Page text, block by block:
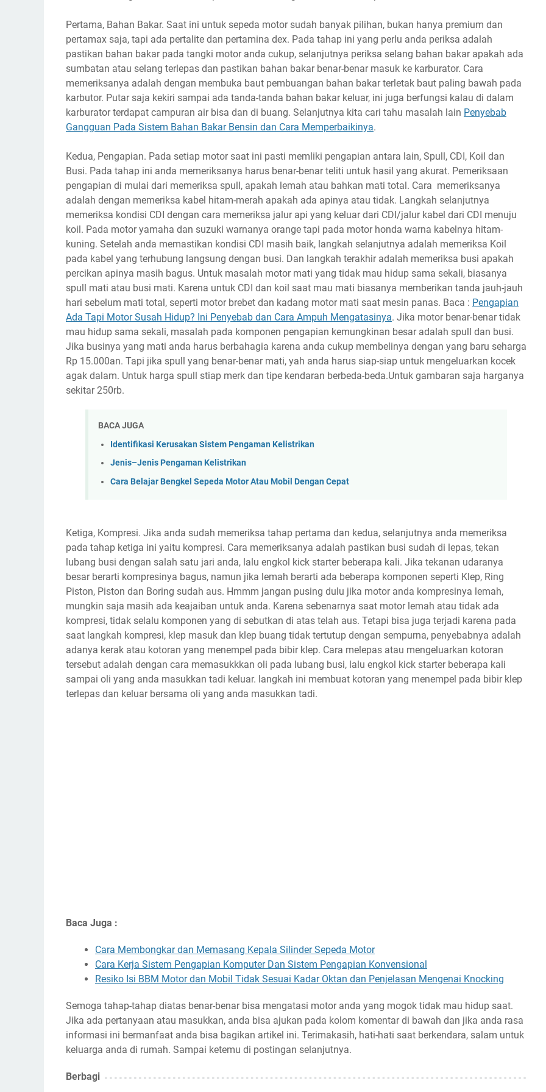
Pertama, Bahan Bakar. Saat ini untuk sepeda motor sudah banyak pilihan, bukan hanya premium dan
pertamax saja, tapi ada pertalite dan pertamina dex. Pada tahap ini yang perlu anda periksa adalah
pastikan bahan bakar pada tangki motor anda cukup, selanjutnya periksa selang bahan bakar apakah ada
sumbatan atau selang terlepas dan pastikan bahan bakar benar-benar masuk ke karburator. Cara
memeriksanya adalah dengan membuka baut pembuangan bahan bakar terletak baut paling bawah pada
karbutor. Putar saja kekiri sampai ada tanda-tanda bahan bakar keluar, ini juga berfungsi kalau di dalam
karburator terdapat campuran air bisa dan di buang. Selanjutnya kita cari tahu masalah lain Penyebab
Gangguan Pada Sistem Bahan Bakar Bensin dan Cara Memperbaikinya.
Kedua, Pengapian. Pada setiap motor saat ini pasti memliki pengapian antara lain, Spull, CDI, Koil dan
Busi. Pada tahap ini anda memeriksanya harus benar-benar teliti untuk hasil yang akurat. Pemeriksaan
pengapian di mulai dari memeriksa spull, apakah lemah atau bahkan mati total. Cara memeriksanya
adalah dengan memeriksa kabel hitam-merah apakah ada apinya atau tidak. Langkah selanjutnya
memeriksa kondisi CDI dengan cara memeriksa jalur api yang keluar dari CDI/jalur kabel dari CDI menuju
koil. Pada motor yamaha dan suzuki warnanya orange tapi pada motor honda warna kabelnya hitam-
kuning. Setelah anda memastikan kondisi CDI masih baik, langkah selanjutnya adalah memeriksa Koil
pada kabel yang terhubung langsung dengan busi. Dan langkah terakhir adalah memeriksa busi apakah
percikan apinya masih bagus. Untuk masalah motor mati yang tidak mau hidup sama sekali, biasanya
spull mati atau busi mati. Karena untuk CDI dan koil saat mau mati biasanya memberikan tanda jauh-jauh
hari sebelum mati total, seperti motor brebet dan kadang motor mati saat mesin panas. Baca : Pengapian
Ada Tapi Motor Susah Hidup? Ini Penyebab dan Cara Ampuh Mengatasinya. Jika motor benar-benar tidak
mau hidup sama sekali, masalah pada komponen pengapian kemungkinan besar adalah spull dan busi.
Jika businya yang mati anda harus berbahagia karena anda cukup membelinya dengan yang baru seharga
Rp 15.000an. Tapi jika spull yang benar-benar mati, yah anda harus siap-siap untuk mengeluarkan kocek
agak dalam. Untuk harga spull stiap merk dan tipe kendaran berbeda-beda.Untuk gambaran saja harganya
sekitar 250rb.
BACA JUGA
Identifikasi Kerusakan Sistem Pengaman Kelistrikan
Jenis–Jenis Pengaman Kelistrikan
Cara Belajar Bengkel Sepeda Motor Atau Mobil Dengan Cepat
Ketiga, Kompresi. Jika anda sudah memeriksa tahap pertama dan kedua, selanjutnya anda memeriksa
pada tahap ketiga ini yaitu kompresi. Cara memeriksanya adalah pastikan busi sudah di lepas, tekan
lubang busi dengan salah satu jari anda, lalu engkol kick starter beberapa kali. Jika tekanan udaranya
besar berarti kompresinya bagus, namun jika lemah berarti ada beberapa komponen seperti Klep, Ring
Piston, Piston dan Boring sudah aus. Hmmm jangan pusing dulu jika motor anda kompresinya lemah,
mungkin saja masih ada keajaiban untuk anda. Karena sebenarnya saat motor lemah atau tidak ada
kompresi, tidak selalu komponen yang di sebutkan di atas telah aus. Tetapi bisa juga terjadi karena pada
saat langkah kompresi, klep masuk dan klep buang tidak tertutup dengan sempurna, penyebabnya adalah
adanya kerak atau kotoran yang menempel pada bibir klep. Cara melepas atau mengeluarkan kotoran
tersebut adalah dengan cara memasukkkan oli pada lubang busi, lalu engkol kick starter beberapa kali
sampai oli yang anda masukkan tadi keluar. langkah ini membuat kotoran yang menempel pada bibir klep
terlepas dan keluar bersama oli yang anda masukkan tadi.
Baca Juga :
Cara Membongkar dan Memasang Kepala Silinder Sepeda Motor
Cara Kerja Sistem Pengapian Komputer Dan Sistem Pengapian Konvensional
Resiko Isi BBM Motor dan Mobil Tidak Sesuai Kadar Oktan dan Penjelasan Mengenai Knocking
Semoga tahap-tahap diatas benar-benar bisa mengatasi motor anda yang mogok tidak mau hidup saat.
Jika ada pertanyaan atau masukkan, anda bisa ajukan pada kolom komentar di bawah dan jika anda rasa
informasi ini bermanfaat anda bisa bagikan artikel ini. Terimakasih, hati-hati saat berkendara, salam untuk
keluarga anda di rumah. Sampai ketemu di postingan selanjutnya.
Berbagi